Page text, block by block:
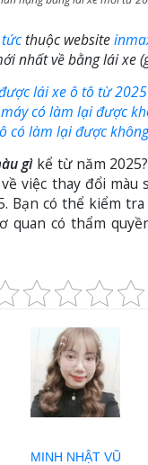
thuộc website
nhất về bằng lái xe
lái xe ô tô từ 2025
có làm lại được
có làm lại được
gì kể từ năm
việc thay đổi màu
Bạn có thể kiểm
quan có thẩm
MINH NHẬT VŨ